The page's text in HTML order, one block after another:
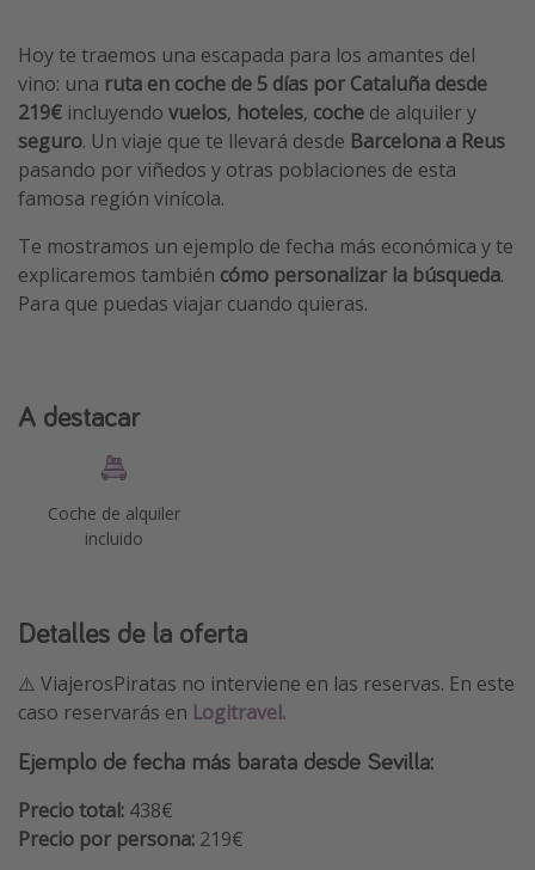
Guía de equipaje de mano
Parques de atracciones
Viaja con musicales
El Rey León el musical
Harry Potter en Londres y otros destinos
Eventos deportivos
Hoy te traemos una escapada para los amantes del
vino: una ruta en coche de 5 días por Cataluña desde
219€ incluyendo vuelos, hoteles, coche de alquiler y
seguro. Un viaje que te llevará desde Barcelona a Reus
pasando por viñedos y otras poblaciones de esta
famosa región vinícola.
Te mostramos un ejemplo de fecha más económica y te
explicaremos también cómo personalizar la búsqueda.
Para que puedas viajar cuando quieras.
A destacar
Coche de alquiler
incluido
Detalles de la oferta
⚠️ ViajerosPiratas no interviene en las reservas. En este
caso reservarás en Logitravel.
Ejemplo de fecha más barata desde Sevilla:
Precio total: 438€
Precio por persona: 219€